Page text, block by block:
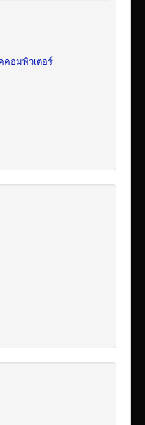
คอมพิวเตอร์